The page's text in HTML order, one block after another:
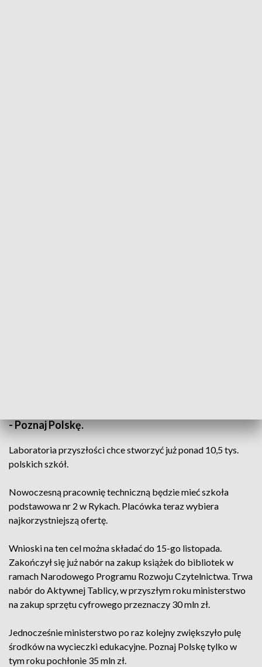
- Poznaj Polskę.
Laboratoria przyszłości chce stworzyć już ponad 10,5 tys.
polskich szkół.
Nowoczesną pracownię techniczną będzie mieć szkoła
podstawowa nr 2 w Rykach. Placówka teraz wybiera
najkorzystniejszą ofertę.
Wnioski na ten cel można składać do 15-go listopada.
Zakończył się już nabór na zakup książek do bibliotek w
ramach Narodowego Programu Rozwoju Czytelnictwa. Trwa
nabór do Aktywnej Tablicy, w przyszłym roku ministerstwo
na zakup sprzętu cyfrowego przeznaczy 30 mln zł.
Jednocześnie ministerstwo po raz kolejny zwiększyło pulę
środków na wycieczki edukacyjne. Poznaj Polskę tylko w
tym roku pochłonie 35 mln zł.